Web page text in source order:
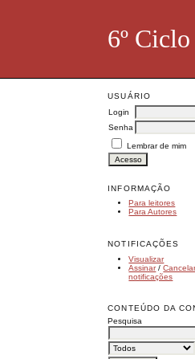
6º
USUÁRIO
Login
Senha
Lembrar de mim
INFORMAÇÃO
Para leitores
Para Autores
NOTIFICAÇÕES
Visualizar
Assinar/
notificações
CONTEÚDO DA
Pesquisa